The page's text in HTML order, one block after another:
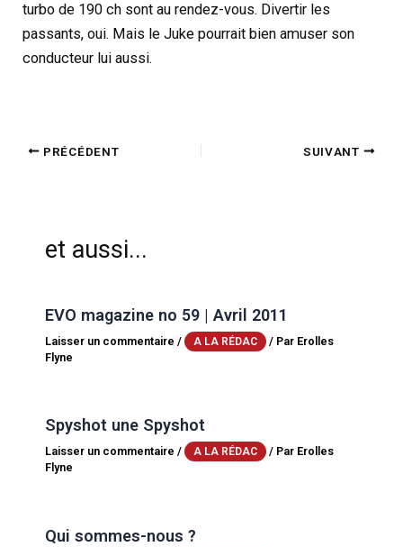
turbo de 190 ch sont au rendez-vous. Divertir les
passants, oui. Mais le Juke pourrait bien amuser son
conducteur lui aussi.
PRÉCÉDENT SUIVANT
et aussi...
EVO magazine no 59 | Avril 2011
Laisser un commentaire / A LA RÉDAC / Par Erolles
Flyne
Spyshot une Spyshot
Laisser un commentaire / A LA RÉDAC / Par Erolles
Flyne
Qui sommes-nous ?